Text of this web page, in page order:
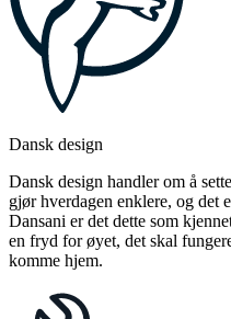
Dansk design
Dansk design handler om å
gjør hverdagen enklere, og det
Dansani er det dette som
en fryd for øyet, det skal
komme hjem.